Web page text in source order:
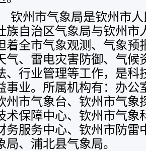
州市气象局是钦州市人
族自治区气象局与钦州市
着全市气象观测、气象预
气、雷电灾害防御、气候
、行业管理等工作，是科
事业。所属机构有：办公
州市气象台、钦州市气象
术保障中心、钦州市气象
务服务中心、钦州市防雷
局、浦北县气象局。